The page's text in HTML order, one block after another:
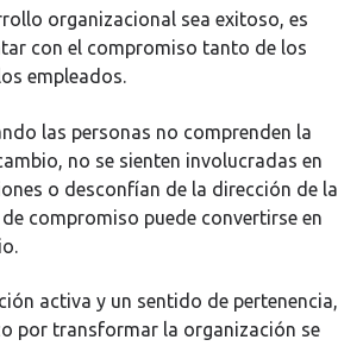
organizacional sea exitoso, es
con el compromiso tanto de los
empleados.
las personas no comprenden la
no se sienten involucradas en
o desconfían de la dirección de la
compromiso puede convertirse en
activa y un sentido de pertenencia,
por transformar la organización se